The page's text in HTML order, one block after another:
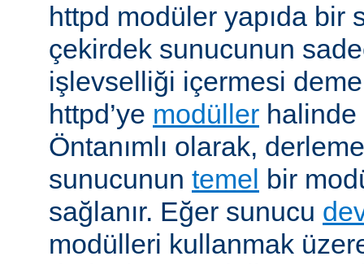
httpd modüler yapıda bir
çekirdek sunucunun
işlevselliği içermesi
httpd’ye modüller
Öntanımlı olarak,
sunucunun temel
bir
sağlanır. Eğer sunucu
modülleri kullanmak